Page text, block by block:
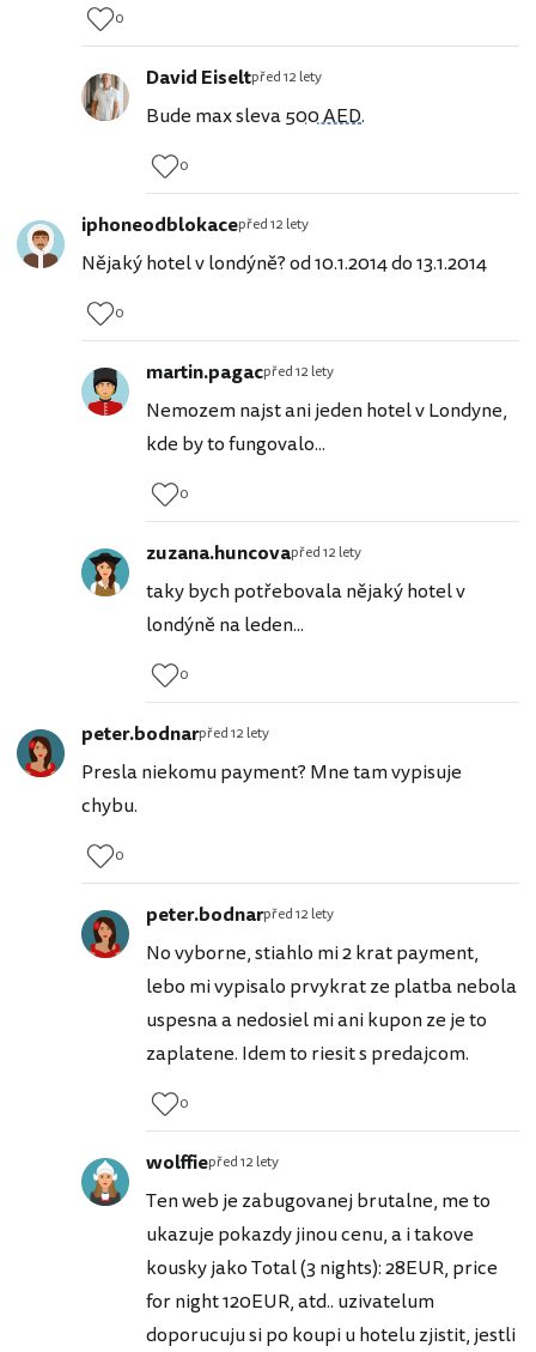
0
David Eiseltpřed 12 lety
Bude max sleva500 AED.
0
iphoneodblokacepřed 12 lety
Nějaký hotel v londýně? od 10.1.2014 do 13.1.2014
0
martin.pagacpřed 12 lety
Nemozem najst ani jeden hotel v Londyne,
kde by to fungovalo...
0
zuzana.huncovapřed 12 lety
taky bych potřebovala nějaký hotel v
londýně na leden...
0
peter.bodnarpřed 12 lety
Presla niekomu payment? Mne tam vypisuje
chybu.
0
peter.bodnarpřed 12 lety
No vyborne, stiahlo mi 2 krat payment,
lebo mi vypisalo prvykrat ze platba nebola
uspesna a nedosiel mi ani kupon ze je to
zaplatene. Idem to riesit s predajcom.
0
wolffiepřed 12 lety
Ten web je zabugovanej brutalne, me to
ukazuje pokazdy jinou cenu, a i takove
kousky jako Total (3 nights): 28EUR, price
for night 120EUR, atd.. uzivatelum
doporucuju si po koupi u hotelu zjistit, jestli